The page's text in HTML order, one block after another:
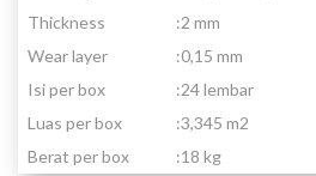
Thickness
:2 mm
Wear layer
:0,15 mm
Isi per box
:24 lembar
Luas per box
:3,345 m2
Berat per box
:18 kg